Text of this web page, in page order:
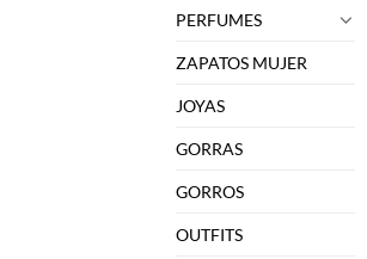
PERFUMES
ZAPATOS MUJER
JOYAS
GORRAS
GORROS
OUTFITS